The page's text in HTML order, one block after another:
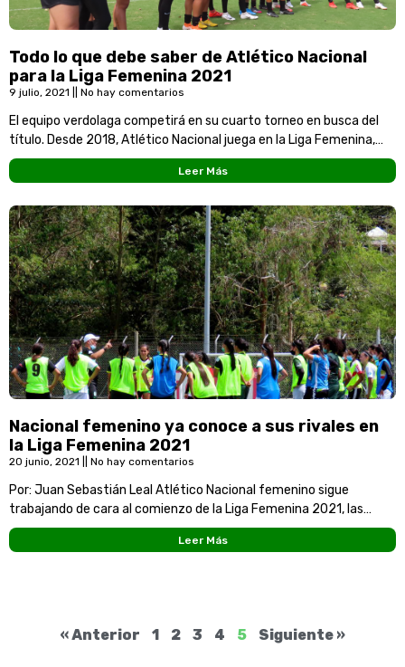
Todo lo que debe saber de Atlético Nacional
para la Liga Femenina 2021
9 julio, 2021 No hay comentarios
El equipo verdolaga competirá en su cuarto torneo en busca del
título. Desde 2018, Atlético Nacional juega en la Liga Femenina,
donde alcanzó la final
Leer Más
Nacional femenino ya conoce a sus rivales en
la Liga Femenina 2021
20 junio, 2021 No hay comentarios
Por: Juan Sebastián Leal Atlético Nacional femenino sigue
trabajando de cara al comienzo de la Liga Femenina 2021, las
verdolagas sueñan con bordar su primera
Leer Más
« Anterior 1 2 3 4 5 Siguiente »